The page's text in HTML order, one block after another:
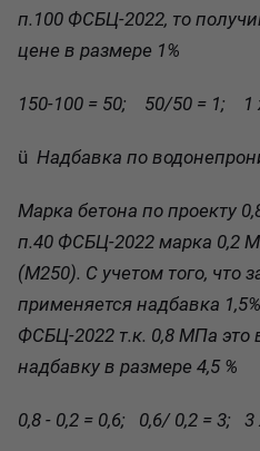
п.100 ФСБЦ-2022, то
цене в размере 1%
150-100 = 50; 50/50 = 1; 1
ü Надбавка по
Марка бетона по проекту
п.40 ФСБЦ-2022 марка 0,2
(М250). С учетом того, что
применяется надбавка
ФСБЦ-2022 т.к. 0,8 МПа
надбавку в размере 4,5 %
0,8 - 0,2 = 0,6; 0,6/ 0,2 = 3; 3